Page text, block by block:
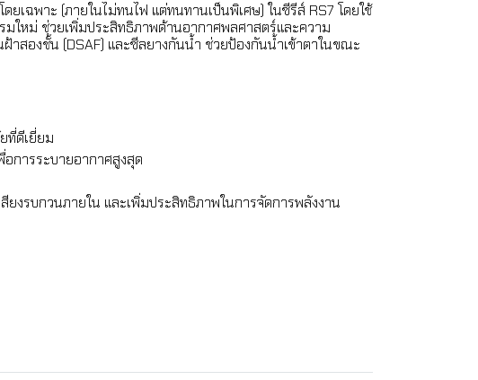
เฉพาะ (ภายในไม่ทนไฟ แต่ทนทานเป็นพิเศษ) ในซีรีส์ RS7 โดยใช้
มใหม่ ช่วยเพิ่มประสิทธิภาพด้านอากาศพลศาสตร์และความ
สองชั้น (DSAF) และซีลยางกันน้ำ ช่วยป้องกันน้ำเข้าตาในขณะ
ที่ดีเยี่ยม
การระบายอากาศสูงสุด
งรบกวนภายใน และเพิ่มประสิทธิภาพในการจัดการพลังงาน